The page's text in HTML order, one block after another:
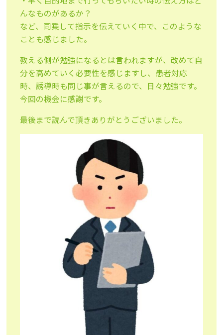
んなものがあるか？
など、同乗して指示を伝えていく中で、このような
ことも感じました。
教える側が勉強になるとは言われますが、改めて自
分を高めていく必要性を感じますし、患者対応
時、誘導時も同じ事が言えるので、日々勉強です。
今回の機会に感謝です。
最後まで読んで頂きありがとうございました。